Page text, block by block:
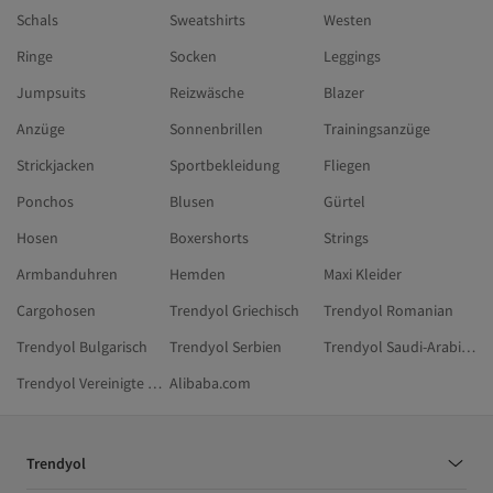
Schals
Sweatshirts
Westen
Ringe
Socken
Leggings
Jumpsuits
Reizwäsche
Blazer
Anzüge
Sonnenbrillen
Trainingsanzüge
Strickjacken
Sportbekleidung
Fliegen
Ponchos
Blusen
Gürtel
Hosen
Boxershorts
Strings
Armbanduhren
Hemden
Maxi Kleider
Cargohosen
Trendyol Griechisch
Trendyol Romanian
Trendyol Bulgarisch
Trendyol Serbien
Trendyol Saudi-Arabien
Trendyol Vereinigte Arabische Emirate Alibaba.com
Trendyol